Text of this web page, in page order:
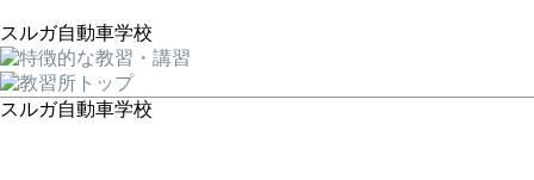
スルガ自動車学校
スルガ自動車学校